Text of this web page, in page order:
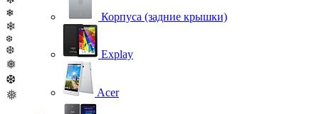
❄
❄
❆
❆
❅
❆
❅
Корпуса (задние крышки)
Explay
Acer